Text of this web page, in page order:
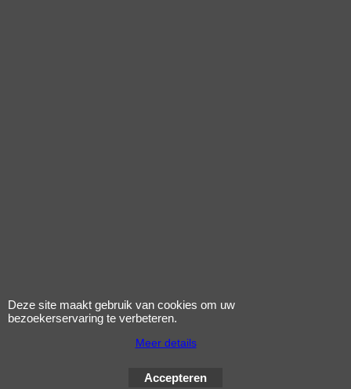
€ 9.95
incl BTW
excl Verzendkosten
aanzuigrubber
a35/tomos orig
Deze site maakt gebruik van cookies om uw
bezoekerservaring te verbeteren.
Meer details
Accepteren